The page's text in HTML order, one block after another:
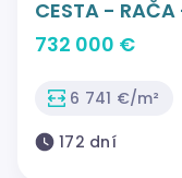
CESTA -
732 000 €
6 741 €/m²
172 dní